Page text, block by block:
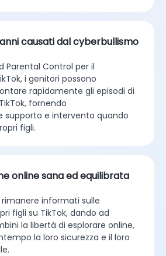
causati dal cyberbullismo
Parental Control per il
i genitori possono
rapidamente gli episodi di
fornendo
e intervento quando
figli.
online sana ed equilibrata
informati sulle
figli su TikTok, dando ad
la libertà di esplorare online,
la loro sicurezza e il loro